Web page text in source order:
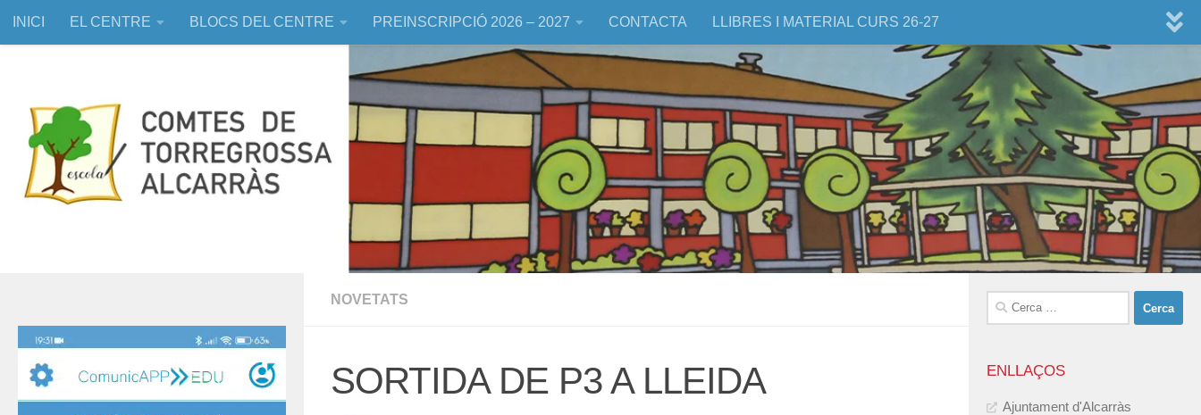
Skip to content
INICI EL CENTRE BLOCS DEL CENTRE PREINSCRIPCIÓ 2026 – 2027 CONTACTA LLIBRES I MATERIAL CURS 26-27
NOVETATS
SORTIDA DE P3 A LLEIDA
Reproductor
vídeo
Cerca:
ENLLAÇOS
Ajuntament d'Alcarràs